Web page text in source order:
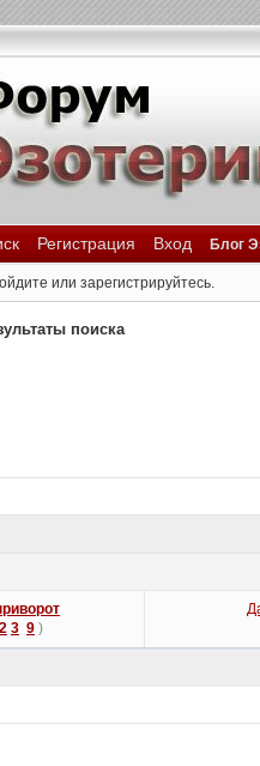
Регистрация Вход Блог
или зарегистрируйтесь.
поиска
2 3 9 )